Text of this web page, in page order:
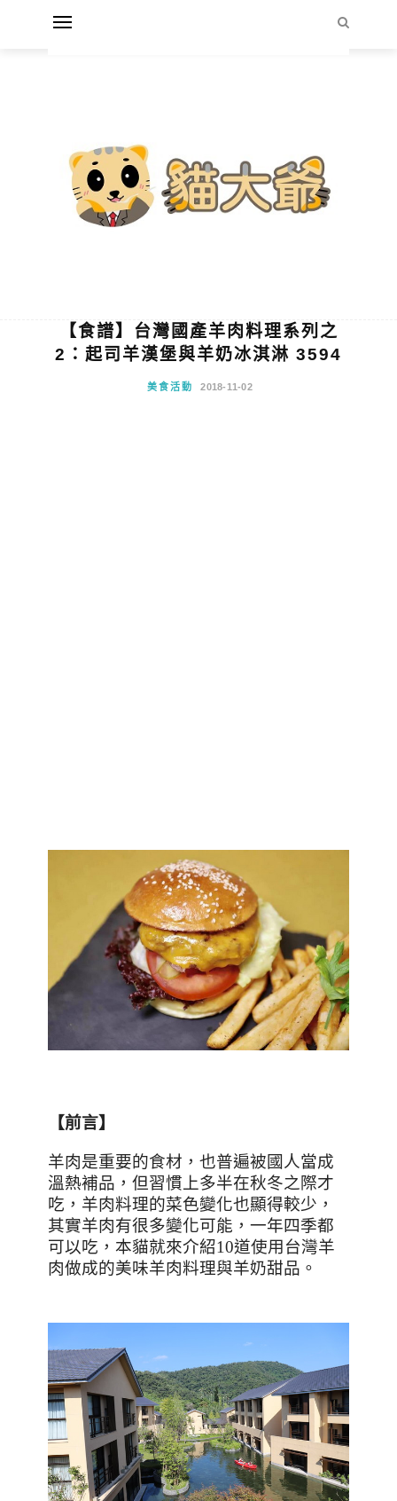
【食譜】台灣國產羊肉料理系列之
2：起司羊漢堡與羊奶冰淇淋 3594
美食活動 2018-11-02
【前言】
羊肉是重要的食材，也普遍被國人當成
溫熱補品，但習慣上多半在秋冬之際才
吃，羊肉料理的菜色變化也顯得較少，
其實羊肉有很多變化可能，一年四季都
可以吃，本貓就來介紹10道使用台灣羊
肉做成的美味羊肉料理與羊奶甜品。